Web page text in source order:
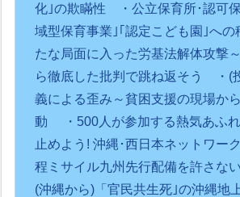
化｣の欺瞞性 ・公立保育所･認可
域型保育事業｣｢認定こども園｣への
たな局面に入った労基法解体攻撃
ら徹底した批判で跳ね返そう
・(
義による歪み～貧困支援の現場から
動
・500人が参加する熱気あふ
止めよう! 沖縄･西日本ネットワー
程ミサイル九州先行配備を許さな
(沖縄から)「官民共生死｣の沖縄地